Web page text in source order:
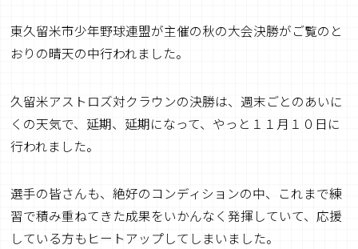
東久留米市少年野球連盟が主催の秋の大会決勝がご覧のと
おりの晴天の中行われました。
久留米アストロズ対クラウンの決勝は、週末ごとのあいに
くの天気で、延期、延期になって、やっと１１月１０日に
行われました。
選手の皆さんも、絶好のコンディションの中、これまで練
習で積み重ねてきた成果をいかんなく発揮していて、応援
している方もヒートアップしてしまいました。